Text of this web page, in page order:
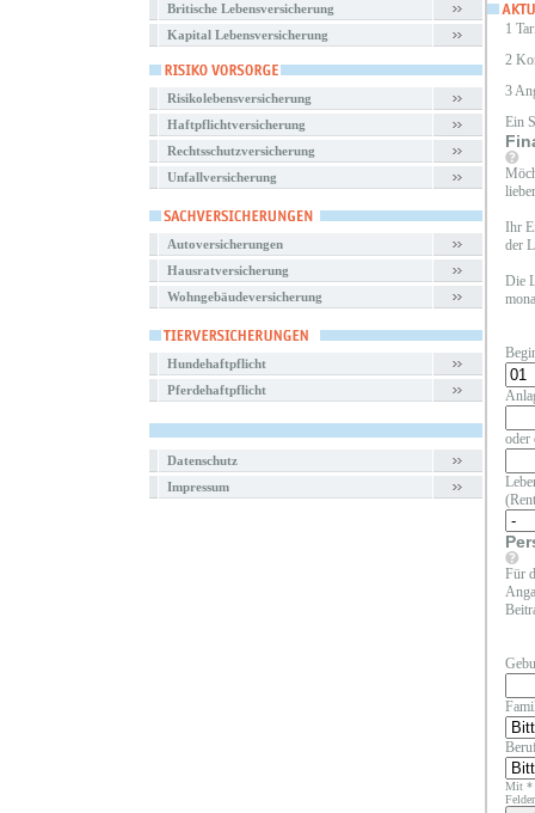
Britische Lebensversicherung
Kapital Lebensversicherung
Risikolebensversicherung
Haftpflichtversicherung
Rechtsschutzversicherung
Unfallversicherung
Autoversicherungen
Hausratversicherung
Wohngebäudeversicherung
Hundehaftpflicht
Pferdehaftpflicht
Datenschutz
Impressum
1
2
3
Ein
Ihr
der
Die
oder
Für
Mit *